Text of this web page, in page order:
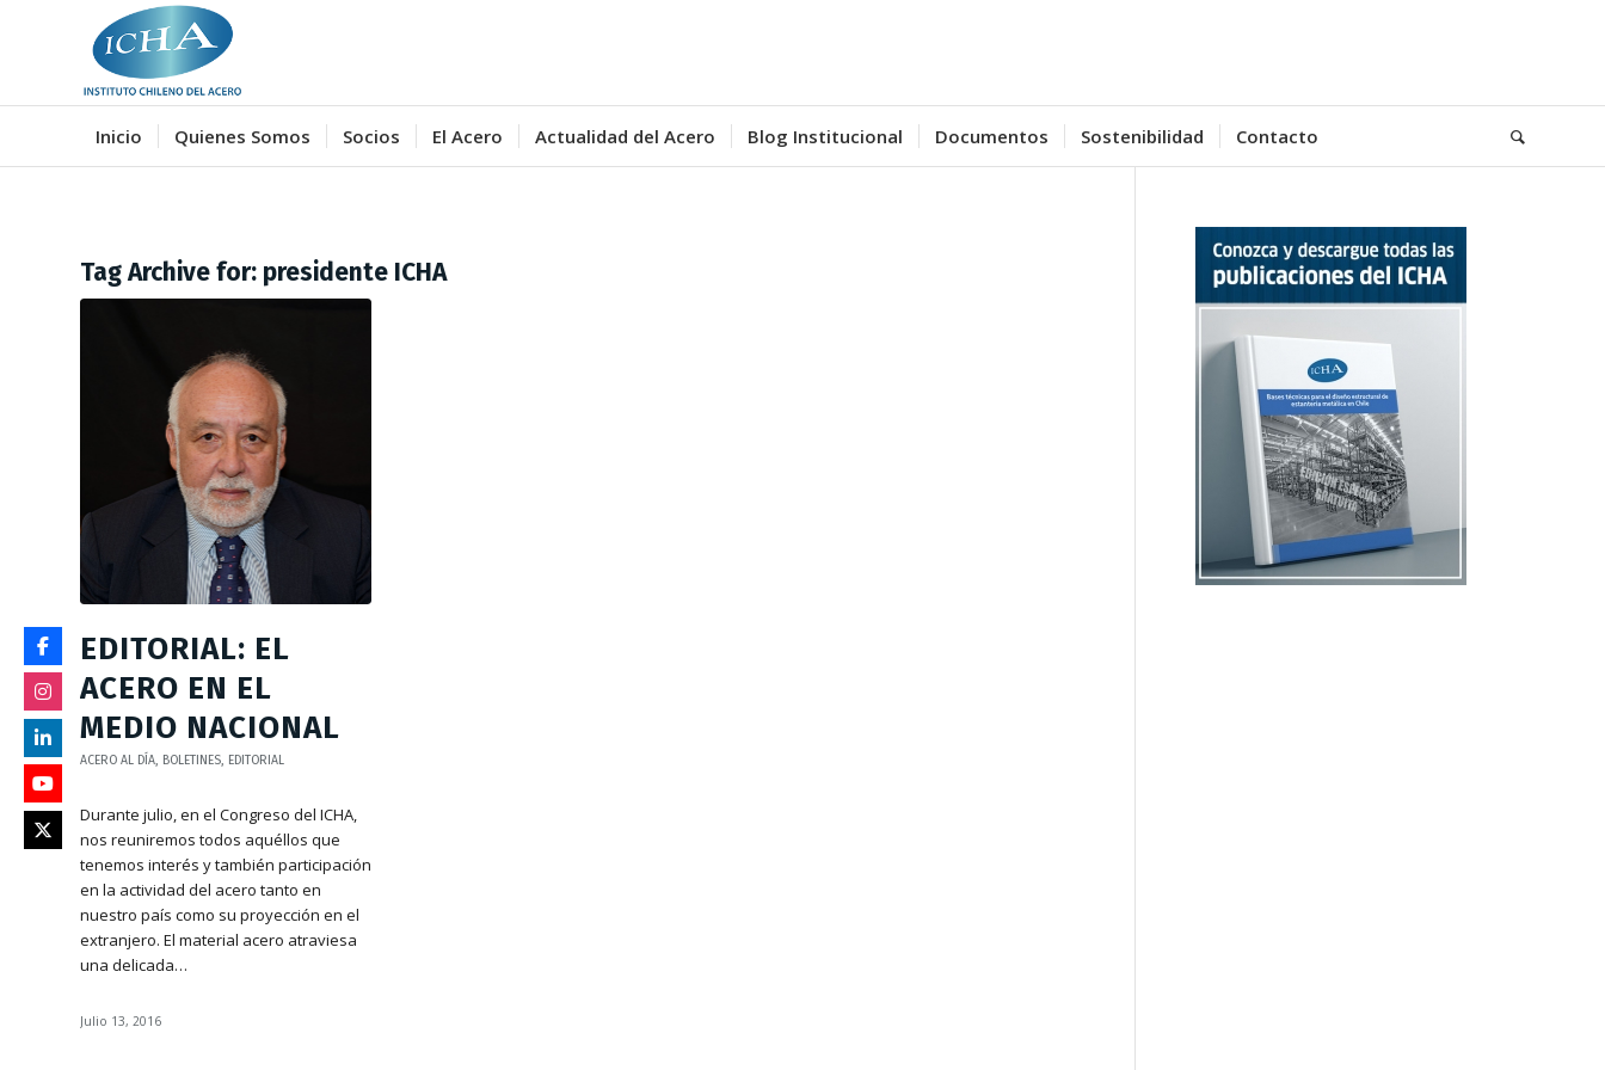
Inicio Quienes Somos Socios El Acero Actualidad del Acero Blog Institucional Documentos Sostenibilidad Contacto
Tag Archive for: presidente ICHA
EDITORIAL: EL
ACERO EN EL
MEDIO NACIONAL
ACERO AL DÍA, BOLETINES, EDITORIAL
Durante julio, en el Congreso del ICHA,
nos reuniremos todos aquéllos que
tenemos interés y también participación
en la actividad del acero tanto en
nuestro país como su proyección en el
extranjero. El material acero atraviesa
una delicada…
Julio 13, 2016